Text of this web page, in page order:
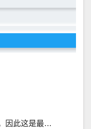
因此这是最…